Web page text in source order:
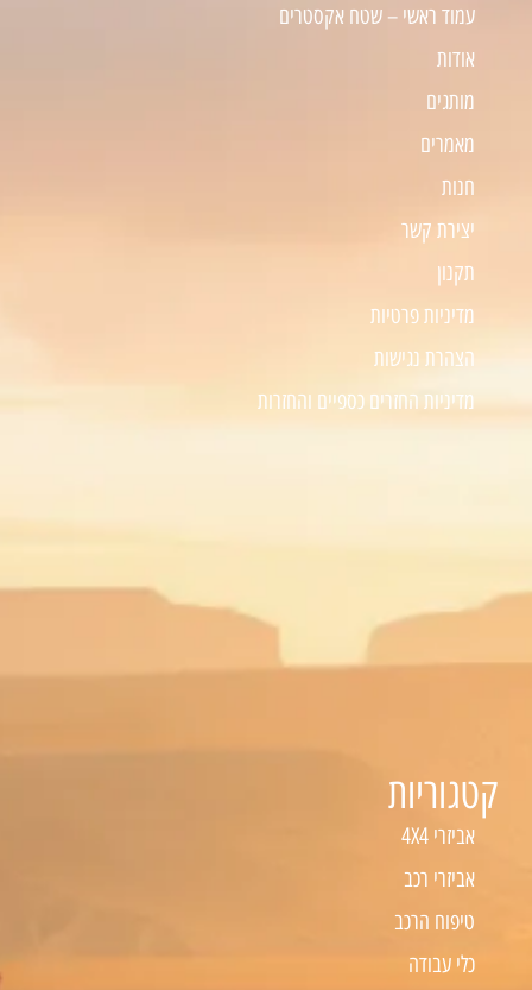
עמוד ראשי – שטח אקסטרים
אודות
מותגים
מאמרים
חנות
יצירת קשר
תקנון
מדיניות פרטיות
הצהרת נגישות
מדיניות החזרים כספיים והחזרות
קטגוריות
אביזרי 4X4
אביזרי רכב
טיפוח הרכב
כלי עבודה